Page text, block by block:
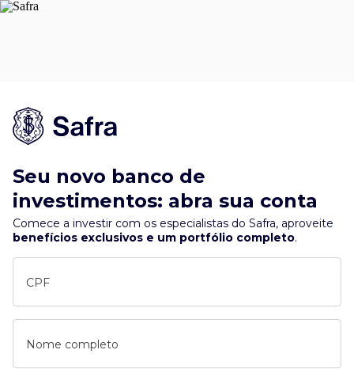
Seu novo banco de
investimentos: abra sua conta
Comece a investir com os especialistas do Safra, aproveite
benefícios exclusivos e um portfólio completo.
CPF
Nome completo